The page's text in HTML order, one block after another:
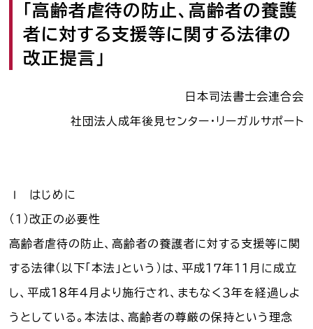
司法書士を目指す人へ
学生の皆さんへ
司法書士法に違反する
しほ～しし
「高齢者虐待の防止、高齢者の養護
者に対する支援等に関する法律の
改正提言」
日本司法書士会連合会
社団法人成年後見センター・リーガルサポート
Ⅰ はじめに
（１）改正の必要性
高齢者虐待の防止、高齢者の養護者に対する支援等に関
する法律（以下「本法」という）は、平成１７年１１月に成立
し、平成１８年４月より施行され、まもなく３年を経過しよ
うとしている。本法は、高齢者の尊厳の保持という理念